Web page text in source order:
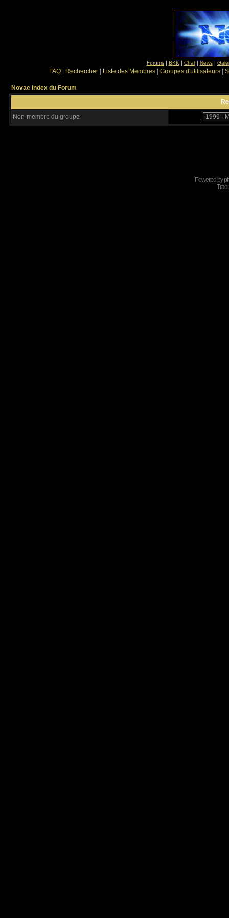
Forums| BKK | Chat| News|
FAQ Rechercher Liste des Membres Groupes d'utilisateurs
Novae Index du Forum
Non-membre du groupe
Powered by